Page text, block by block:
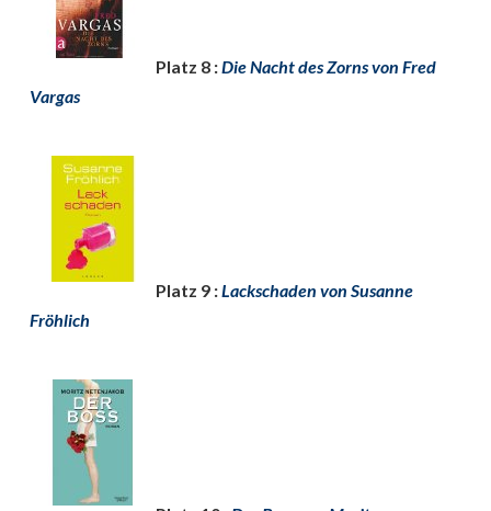
Platz 8 :Die Nacht des Zorns von Fred
Vargas
Platz 9 :Lackschaden von Susanne
Fröhlich